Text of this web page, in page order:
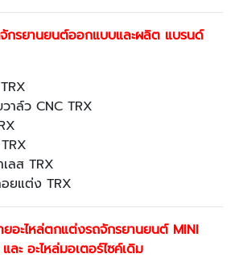
จักรยานยนต์ออกแบบและผลิต แบรนด์
าล์ว CNC TRX
ลส TRX
ยแต่ง TRX
ยอะไหล่ตกแต่งรถจักรยานยนต์ MINI
ละ อะไหล่มอเตอร์ไซค์เดิม